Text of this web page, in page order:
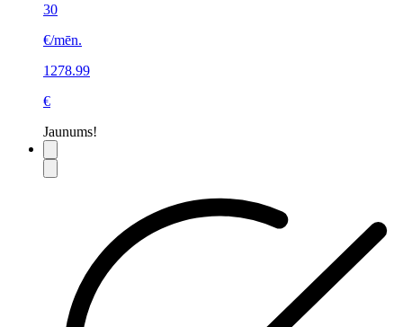
30
€/mēn.
1278.99
€
Jaunums!